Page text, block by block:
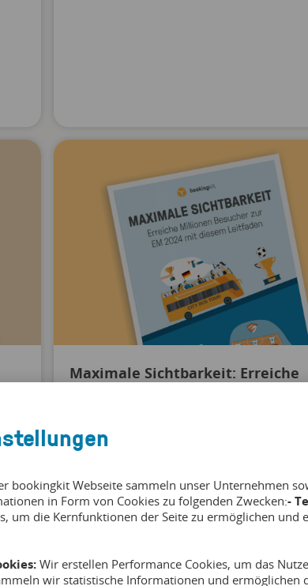
Maximale Sichtbarkeit: Erreiche
Strategien, die du sofort umsetzen kannst,
deine Sichtbarkeit und deinen Umsatz zu
Hier findest du einen kleinen
Unterhalte deine Kunden mit
bookingkit Webseite sammeln unser Unternehmen
in Form von Cookies zu folgenden Zwecken:-
um die Kernfunktionen der Seite zu ermöglichen und
Wir erstellen Performance Cookies, um das
wir statistische Informationen und ermöglichen